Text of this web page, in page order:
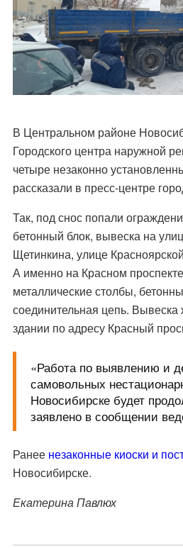
В Центральном районе
Городского центра наружной
четыре незаконно
рассказали в пресс-центре
Так, под снос попали
бетонный блок, вывеска на
Щетинкина, улице
А именно на Красном
металлические столбы,
соединительная цепь.
здании по адресу Красный
«Работа по выявлению и
самовольных
Новосибирске будет
заявлено в сообщении
Ранее незаконные киоски и
Новосибирске.
Екатерина Павлюх